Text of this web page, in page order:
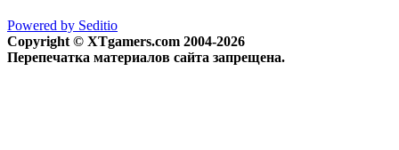
Powered by Seditio
Copyright © XTgamers.com 2004-2026
Перепечатка материалов сайта запрещена.